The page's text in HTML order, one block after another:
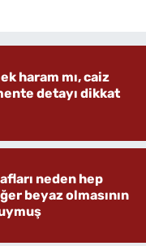
haram mı, caiz
detayı dikkat
neden hep
beyaz olmasının